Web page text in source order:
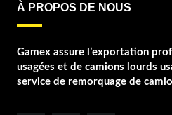
À PROPOS DE NOUS
Gamex assure l’exportation
usagées et de camions lourds
service de remorquage de